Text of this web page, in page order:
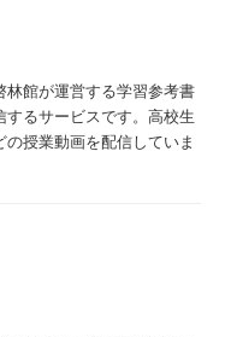
林館が運営する学習参考書
るサービスです。高校生
授業動画を配信していま